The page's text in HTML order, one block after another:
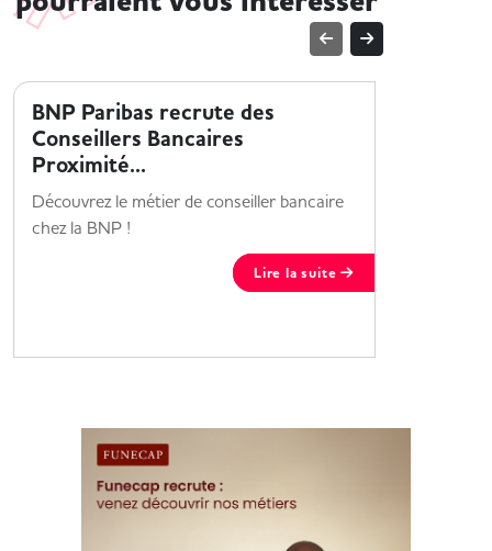
BNP Paribas recrute des
Conseillers Bancaires
Proximité...
Découvrez le métier de conseiller bancaire
chez la BNP !
Lire la suite